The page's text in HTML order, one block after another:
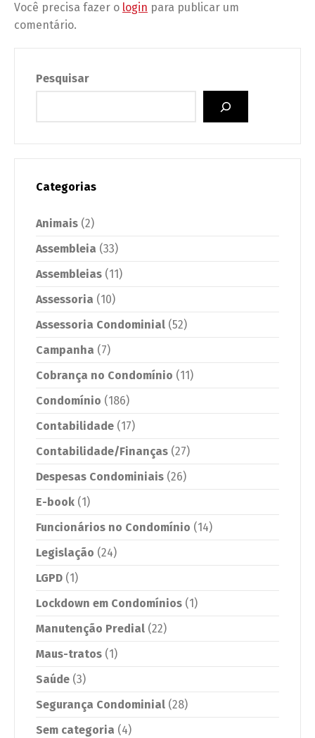
Você precisa fazer o login para publicar um
comentário.
Pesquisar
Categorias
Animais (2)
Assembleia (33)
Assembleias (11)
Assessoria (10)
Assessoria Condominial (52)
Campanha (7)
Cobrança no Condomínio (11)
Condomínio (186)
Contabilidade (17)
Contabilidade/Finanças (27)
Despesas Condominiais (26)
E-book (1)
Funcionários no Condomínio (14)
Legislação (24)
LGPD (1)
Lockdown em Condomínios (1)
Manutenção Predial (22)
Maus-tratos (1)
Saúde (3)
Segurança Condominial (28)
Sem categoria (4)